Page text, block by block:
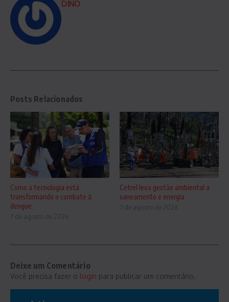
DINO
Posts Relacionados
Como a tecnologia está
transformando o combate à
dengue
7 de agosto de 2026
Cetrel leva gestão ambiental a
saneamento e energia
7 de agosto de 2026
Deixe um Comentário
Você precisa fazer o login para publicar um comentário.